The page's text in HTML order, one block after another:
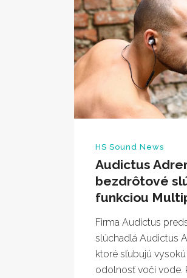
HS Sound News
Audictus
bezdrôtové
funkciou
Firma Audictus
slúchadlá Audictus
ktoré sľubujú
odolnosť voči vode.